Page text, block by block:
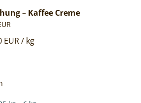
– Kaffee Creme
EUR/ kg